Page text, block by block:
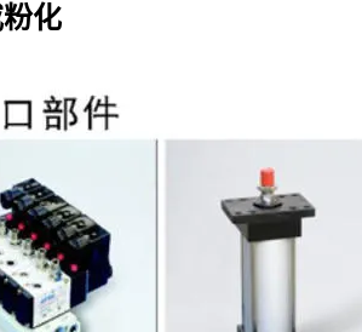
化